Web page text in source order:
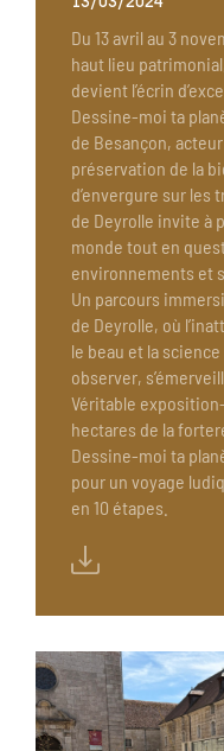
Du 13 avril au 3
haut lieu
devient l’écrin
Dessine-moi ta
de Besançon,
préservation de la
d’envergure sur les
de Deyrolle invite à
monde tout en
environnements et
Un parcours
de Deyrolle, où
le beau et la
observer,
Véritable
hectares de la
Dessine-moi ta
pour un voyage
en 10 étapes.